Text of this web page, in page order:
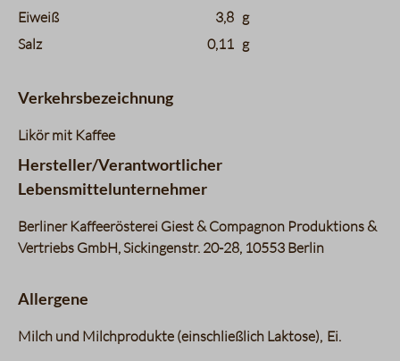
Eiweiß
3,8 g
Salz
0,11 g
Verkehrsbezeichnung
Likör mit Kaffee
Hersteller/Verantwortlicher
Lebensmittelunternehmer
Berliner Kaffeerösterei Giest & Compagnon Produktions &
Vertriebs GmbH, Sickingenstr. 20-28, 10553 Berlin
Allergene
Milch und Milchprodukte (einschließlich Laktose) Ei